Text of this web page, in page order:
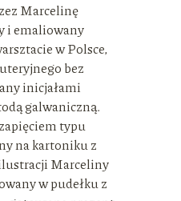
Marcelinę
i emaliowany
w Polsce,
bez
inicjałami
galwaniczną.
typu
na kartoniku z
Marceliny
w pudełku z